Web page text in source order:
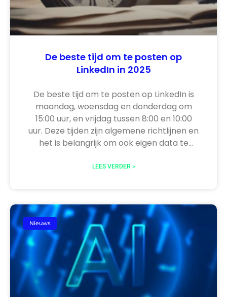
De beste tijd om te posten op
LinkedIn in 2025
De beste tijd om te posten op LinkedIn is
maandag, woensdag en donderdag om
15:00 uur, en vrijdag tussen 8:00 en 10:00
uur. Deze tijden zijn algemene richtlijnen en
het is belangrijk om ook eigen data te
werkt voor jouw specifieke situatie. In dit
geven we meer tips voor effectieve
LinkedIn-posts.
LEES VERDER >
Nieuws